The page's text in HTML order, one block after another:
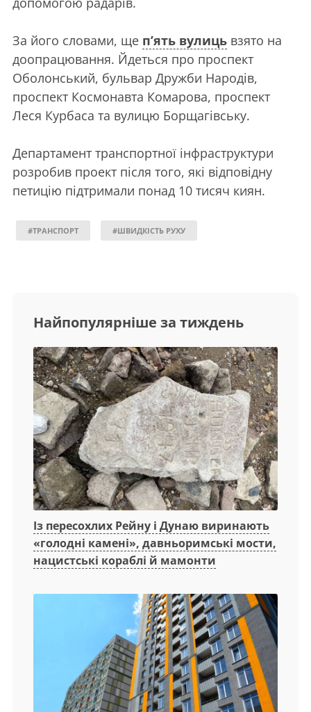
За його словами, ще п’ять вулиць взято на
доопрацювання. Йдеться про проспект
Оболонський, бульвар Дружби Народів,
проспект Космонавта Комарова, проспект
Леся Курбаса та вулицю Борщагівську.
Департамент транспортної інфраструктури
розробив проект після того, які відповідну
петицію підтримали понад 10 тисяч киян.
#ТРАНСПОРТ #ШВИДКІСТЬ РУХУ
Найпопулярніше за тиждень
Із пересохлих Рейну і Дунаю виринають
«голодні камені», давньоримські мости,
нацистські кораблі й мамонти